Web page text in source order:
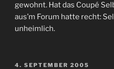
gewohnt. Hat das Coupé
aus’m Forum hatte recht:
unheimlich.
VERÖFFENTLICHT
4. SEPTEMBER 2005